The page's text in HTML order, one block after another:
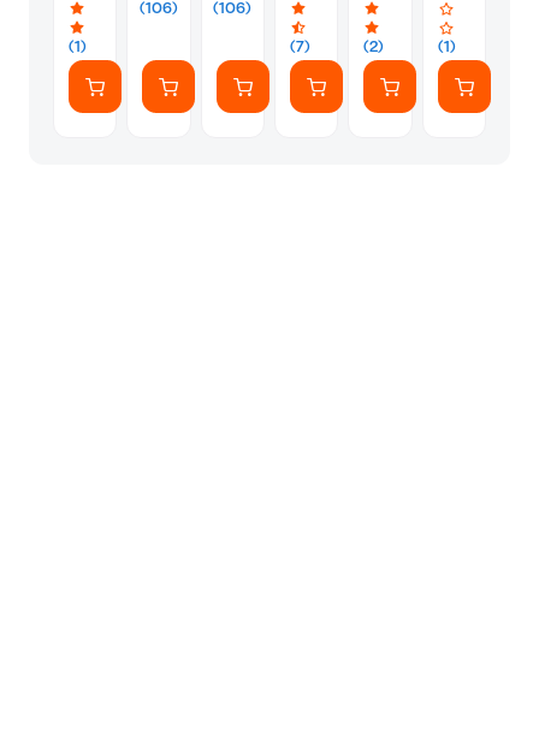
male
-
3m
(1)
TOS
-
1.5m
(106)
TOS
-
1.5m
(106)
TOS
male
-
1.5m
(7)
TOS
male
-
1.5m
(2)
male
-
2m
(1)